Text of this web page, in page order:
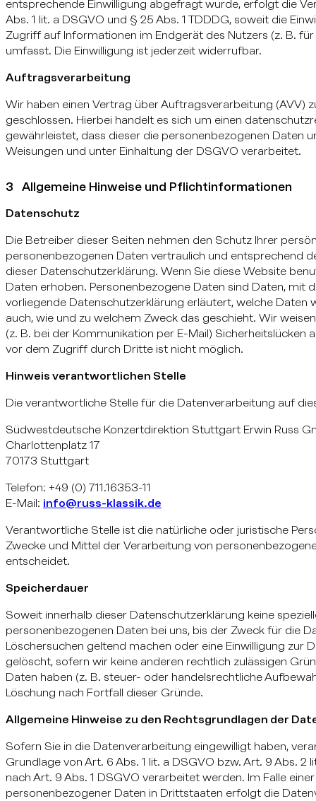
entsprechende Einwilligung abgefragt wurde, erfolgt die
Abs. 1 lit. a DSGVO und § 25 Abs. 1 TDDDG, soweit die
Zugriff auf Informationen im Endgerät des Nutzers (z. B.
umfasst. Die Einwilligung ist jederzeit widerrufbar.
Auftragsverarbeitung
Wir haben einen Vertrag über Auftragsverarbeitung (AVV)
geschlossen. Hierbei handelt es sich um einen
gewährleistet, dass dieser die personenbezogenen Daten
Weisungen und unter Einhaltung der DSGVO verarbeitet.
3 Allgemeine Hinweise und Pflichtinformationen
Datenschutz
Die Betreiber dieser Seiten nehmen den Schutz Ihrer
personenbezogenen Daten vertraulich und entsprechend
dieser Datenschutzerklärung. Wenn Sie diese Website
Daten erhoben. Personenbezogene Daten sind Daten, mit
vorliegende Datenschutzerklärung erläutert, welche Daten
auch, wie und zu welchem Zweck das geschieht. Wir
(z. B. bei der Kommunikation per E-Mail) Sicherheitslücken
vor dem Zugriff durch Dritte ist nicht möglich.
Hinweis verantwortlichen Stelle
Die verantwortliche Stelle für die Datenverarbeitung auf
Südwestdeutsche Konzertdirektion Stuttgart Erwin Russ
Charlottenplatz 17
70173 Stuttgart
Telefon: +49 (0) 711.16353-11
E-Mail: info@russ-klassik.de
Verantwortliche Stelle ist die natürliche oder juristische
Zwecke und Mittel der Verarbeitung von
entscheidet.
Speicherdauer
Soweit innerhalb dieser Datenschutzerklärung keine
personenbezogenen Daten bei uns, bis der Zweck für die
Löschersuchen geltend machen oder eine Einwilligung zur
gelöscht, sofern wir keine anderen rechtlich zulässigen
Daten haben (z. B. steuer- oder handelsrechtliche
Löschung nach Fortfall dieser Gründe.
Allgemeine Hinweise zu den Rechtsgrundlagen der
Sofern Sie in die Datenverarbeitung eingewilligt haben,
Grundlage von Art. 6 Abs. 1 lit. a DSGVO bzw. Art. 9 Abs.
nach Art. 9 Abs. 1 DSGVO verarbeitet werden. Im Falle
personenbezogener Daten in Drittstaaten erfolgt die